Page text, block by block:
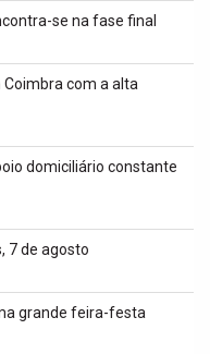
se na fase final
Coimbra com a alta
domiciliário constante
7 de agosto
grande feira-festa